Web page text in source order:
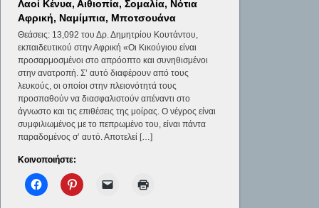
Λαοί Κένυα, Αιθιοπία, Σομαλία, Νότια
Αφρική, Ναμίμπια, Μποτσουάνα
Θεάσεις: 13,092 του Δρ. Δημητρίου Κουτάντου,
εκπαιδευτικού στην Αφρική «Οι Κικούγιου είναι
προσαρμοσμένοι στο απρόοπτο και συνηθισμένοι
στην ανατροπή. Σ’ αυτό διαφέρουν από τους
λευκούς, οι οποίοι στην πλειονότητά τους
προσπαθούν να διασφαλιστούν απέναντι στο
άγνωστο και τις επιθέσεις της μοίρας. Ο νέγρος είναι
συμφιλιωμένος με το πεπρωμένο του, είναι πάντα
παραδομένος σ’ αυτό. Αποτελεί […]
Κοινοποιήστε: